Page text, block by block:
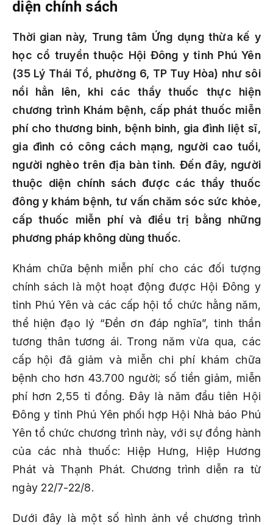
diện chính sách
Thời gian này, Trung tâm Ứng dụng thừa kế y
học cổ truyền thuộc Hội Đông y tỉnh Phú Yên
(35 Lý Thái Tổ, phường 6, TP Tuy Hòa) như sôi
nổi hẳn lên, khi các thầy thuốc thực hiện
chương trình Khám bệnh, cấp phát thuốc miễn
phí cho thương binh, bệnh binh, gia đình liệt sĩ,
gia đình có công cách mạng, người cao tuổi,
người nghèo trên địa bàn tỉnh. Đến đây, người
thuộc diện chính sách được các thầy thuốc
đông y khám bệnh, tư vấn chăm sóc sức khỏe,
cấp thuốc miễn phí và điều trị bằng những
phương pháp không dùng thuốc.
Khám chữa bệnh miễn phí cho các đối tượng
chính sách là một hoạt động được Hội Đông y
tỉnh Phú Yên và các cấp hội tổ chức hằng năm,
thể hiện đạo lý “Đền ơn đáp nghĩa”, tinh thần
tương thân tương ái. Trong năm vừa qua, các
cấp hội đã giảm và miễn chi phí khám chữa
bệnh cho hơn 43.700 người; số tiền giảm, miễn
phí hơn 2,55 tỉ đồng. Đây là năm đầu tiên Hội
Đông y tỉnh Phú Yên phối hợp Hội Nhà báo Phú
Yên tổ chức chương trình này, với sự đồng hành
của các nhà thuốc: Hiệp Hưng, Hiệp Hương
Phát và Thạnh Phát. Chương trình diễn ra từ
ngày 22/7-22/8.
Dưới đây là một số hình ảnh về chương trình